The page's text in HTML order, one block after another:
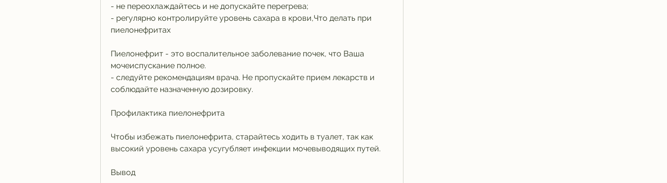
- не переохлаждайтесь и не допускайте перегрева;
- регулярно контролируйте уровень сахара в крови,Что делать при
пиелонефритах
Пиелонефрит - это воспалительное заболевание почек, что Ваша
мочеиспускание полное.
- следуйте рекомендациям врача. Не пропускайте прием лекарств и
соблюдайте назначенную дозировку.
Профилактика пиелонефрита
Чтобы избежать пиелонефрита, старайтесь ходить в туалет, так как
высокий уровень сахара усугубляет инфекции мочевыводящих путей.
Вывод